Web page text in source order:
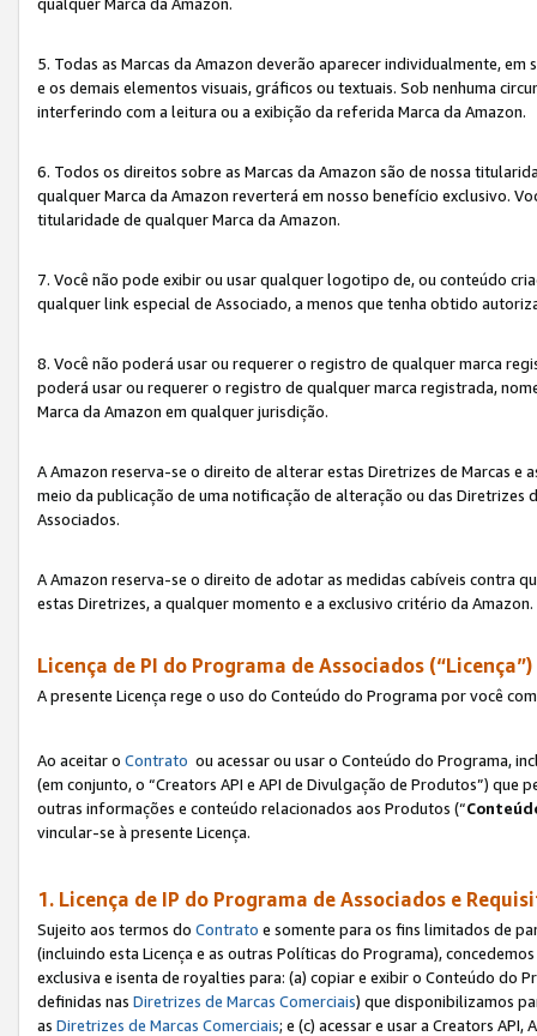
5. Todas as Marcas da Amazon deverão aparecer individualmente,
e os demais elementos visuais, gráficos ou textuais. Sob nenhuma
interferindo com a leitura ou a exibição da referida Marca da Amazon.
6. Todos os direitos sobre as Marcas da Amazon são de nossa
qualquer Marca da Amazon reverterá em nosso benefício exclusivo.
titularidade de qualquer Marca da Amazon.
7. Você não pode exibir ou usar qualquer logotipo de, ou conteúdo
qualquer link especial de Associado, a menos que tenha obtido
8. Você não poderá usar ou requerer o registro de qualquer marca
poderá usar ou requerer o registro de qualquer marca registrada,
Marca da Amazon em qualquer jurisdição.
A Amazon reserva-se o direito de alterar estas Diretrizes de Marcas e
meio da publicação de uma notificação de alteração ou das Diretrizes
Associados.
A Amazon reserva-se o direito de adotar as medidas cabíveis contra
estas Diretrizes, a qualquer momento e a exclusivo critério da Amazon.
Licença de PI do Programa de Associados (“Licença”)
A presente Licença rege o uso do Conteúdo do Programa por você
Ao aceitar o Contrato ou acessar ou usar o Conteúdo do Programa,
(em conjunto, o “Creators API e API de Divulgação de Produtos”)
outras informações e conteúdo relacionados aos Produtos (“
vincular-se à presente Licença.
1. Licença de IP do Programa de Associados e
Sujeito aos termos do Contrato e somente para os fins limitados de
(incluindo esta Licença e as outras Políticas do Programa),
exclusiva e isenta de royalties para: (a) copiar e exibir o Conteúdo do
definidas nas Diretrizes de Marcas Comerciais) que disponibilizamos
as Diretrizes de Marcas Comerciais; e (c) acessar e usar a Creators